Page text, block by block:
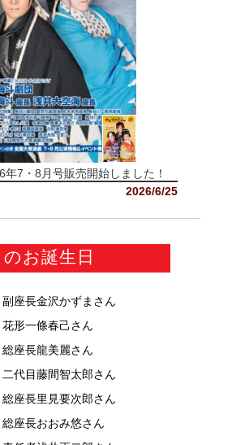
年7・8月号販売開始しました！
2026/6/25
お誕生日
副座長金沢かずま さん
花形一條春己さん
総座長龍美麗さん
二代目藤間智太郎さん
総座長里見要次郎さん
総座長おおみ悠さん